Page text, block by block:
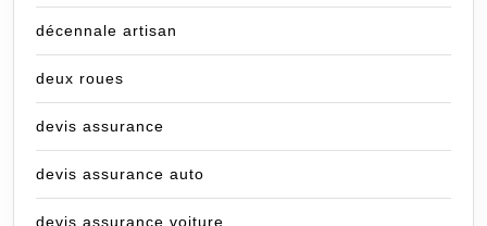
décennale artisan
deux roues
devis assurance
devis assurance auto
devis assurance voiture